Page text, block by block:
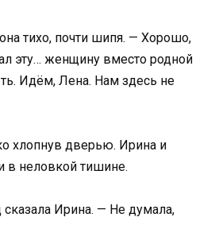
тихо, почти шипя. — Хорошо,
эту… женщину вместо родной
Идём, Лена. Нам здесь не
хлопнув дверью. Ирина и
в неловкой тишине.
Ирина. — Не думала,